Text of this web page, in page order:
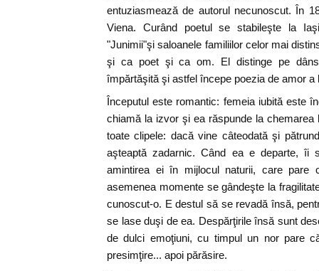
entuziasmează de autorul necunoscut. În
Viena. Curând poetul se stabileşte la
"Junimii"şi saloanele familiilor celor mai
şi ca poet şi ca om. El distinge pe
împărtăşită şi astfel începe poezia de amor a
Începutul este romantic: femeia iubită este
chiamă la izvor şi ea răspunde la
toate clipele: dacă vine câteodată şi
aşteaptă zadarnic. Când ea e departe, îi
amintirea ei în mijlocul naturii, care pare
asemenea momente se gândeşte la
cunoscut-o. E destul să se revadă însă,
se lase duşi de ea. Despărţirile însă sunt
de dulci emoţiuni, cu timpul un nor pare
presimţire... apoi părăsire.